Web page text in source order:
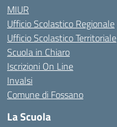
MIUR
Ufficio Scolastico Regionale
Ufficio Scolastico Territoriale
Scuola in Chiaro
Iscrizioni On Line
Invalsi
Comune di Fossano
La Scuola